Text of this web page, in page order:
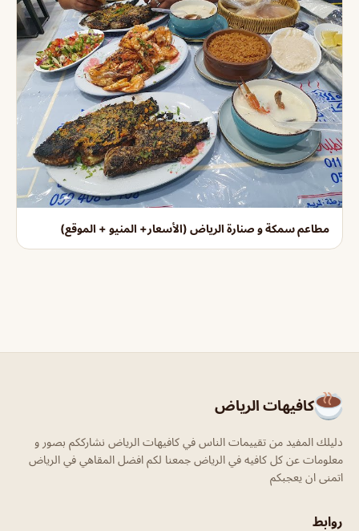
مطاعم سمكة و صنارة الرياض (الأسعار+ المنيو + الموقع)
كافيهات الرياض
دليلك المفيد من تقييمات الناس في كافيهات الرياض نشارككم بصور و
معلومات عن كل كافيه في الرياض جمعنا لكم افضل المقاهي في الرياض
اتمنى ان يعجبكم
روابط